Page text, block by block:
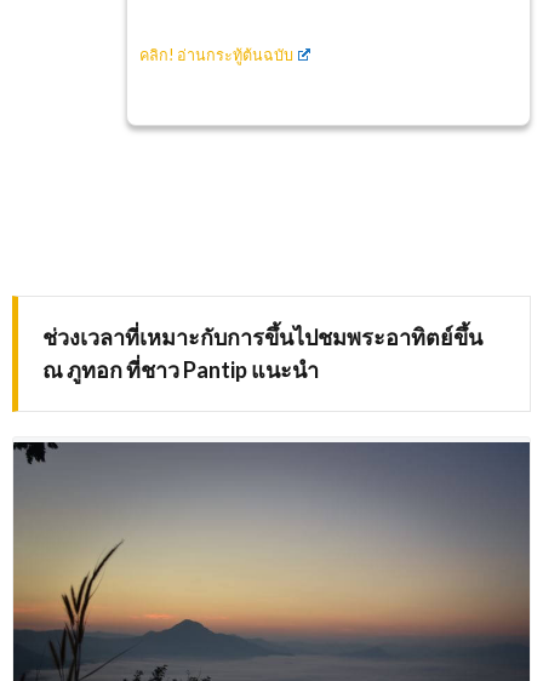
คลิก! อ่านกระทู้ต้นฉบับ
ช่วงเวลาที่เหมาะกับการขึ้นไปชมพระอาทิตย์ขึ้น
ณ ภูทอก ที่ชาวPantipแนะนำ